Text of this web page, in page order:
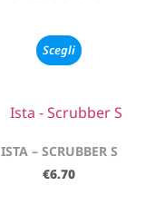
Scegli
ISTA – SCRUBBER S
€6.70